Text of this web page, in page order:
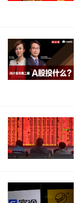
14821.19点；
点。半导
子、光伏、
固态电池、金
块多数下跌，
幅居前，分别
、消费电子等